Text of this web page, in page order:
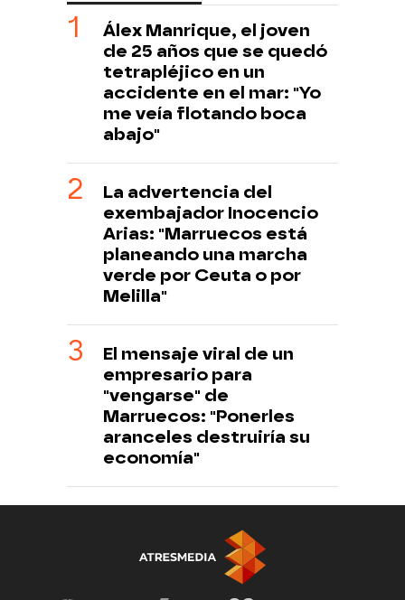
Álex Manrique, el joven
de 25 años que se quedó
tetrapléjico en un
accidente en el mar: "Yo
me veía flotando boca
abajo"
La advertencia del
exembajador Inocencio
Arias: "Marruecos está
planeando una marcha
verde por Ceuta o por
Melilla"
El mensaje viral de un
empresario para
"vengarse" de
Marruecos: "Ponerles
aranceles destruiría su
economía"